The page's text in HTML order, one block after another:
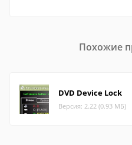
Похожие
DVD Device Lock
Версия: 2.22 (0.93 МБ)